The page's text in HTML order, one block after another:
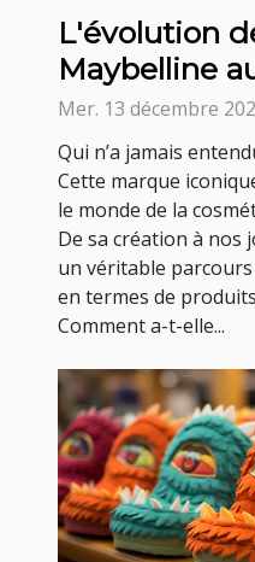
L'évolution
Maybelline
Mer. 13 décembre
Qui n’a jamais
Cette marque
le monde de la
De sa création à nos
un véritable
en termes de
Comment a-t-elle...